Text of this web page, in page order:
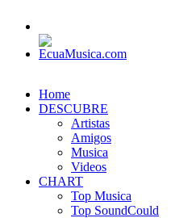
Home
DESCUBRE
Artistas
Amigos
Musica
Videos
CHART
Top Musica
Top SoundCould